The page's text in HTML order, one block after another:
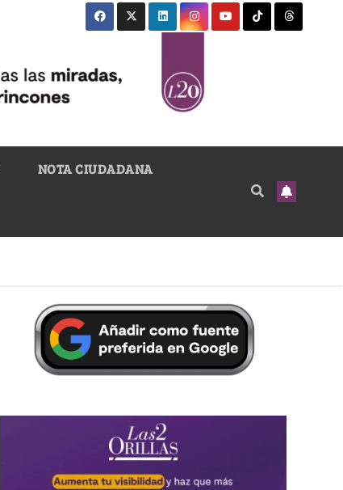
NOTA CIUDADANA